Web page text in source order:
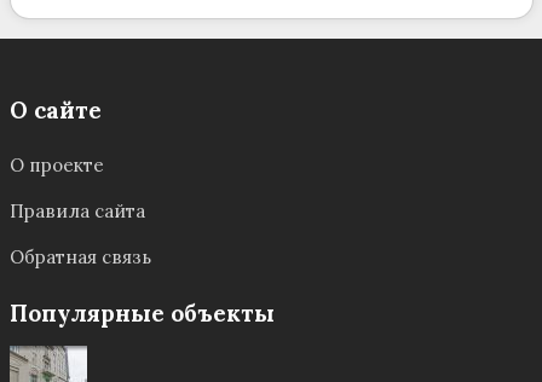
О сайте
О проекте
Правила сайта
Обратная связь
Популярные объекты